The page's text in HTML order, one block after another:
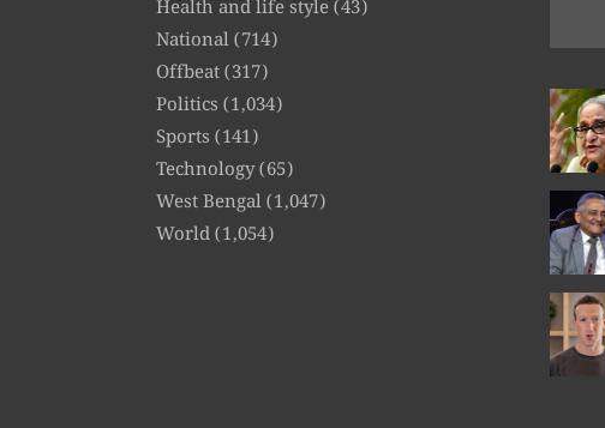
Health and life style(43)
National(714)
Offbeat(317)
Politics (1,034)
Sports (141)
Technology(65)
West Bengal(1,047)
World(1,054)